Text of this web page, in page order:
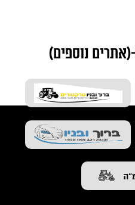
(אתרים נוספים)